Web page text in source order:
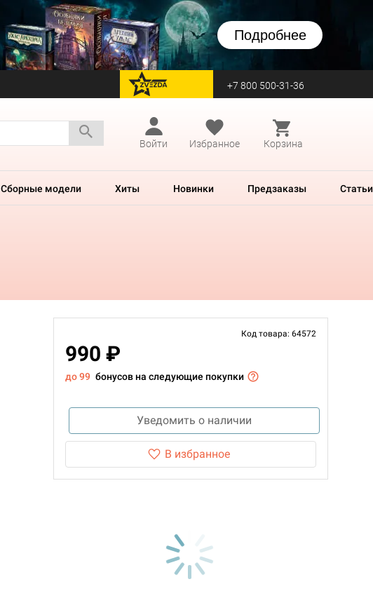
Подробнее
перейти на Zvezda +7 800 500-31-36
Войти
Избранное Корзина
Сборные модели Хиты Новинки Предзаказы Статьи
Код товара: 64572
990 ₽
до 99 бонусов на следующие покупки
Уведомить о наличии
В избранное